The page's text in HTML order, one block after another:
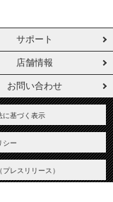
サポート
店舗情報
お問い合わせ
に基づく表示
シー
プレスリリース）